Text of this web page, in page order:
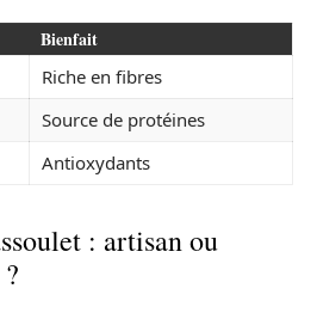
Bienfait
Riche en fibres
Source de protéines
Antioxydants
: artisan ou